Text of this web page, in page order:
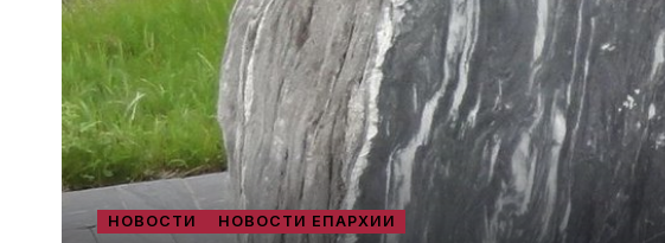
НОВОСТИ НОВОСТИ ЕПАРХИИ